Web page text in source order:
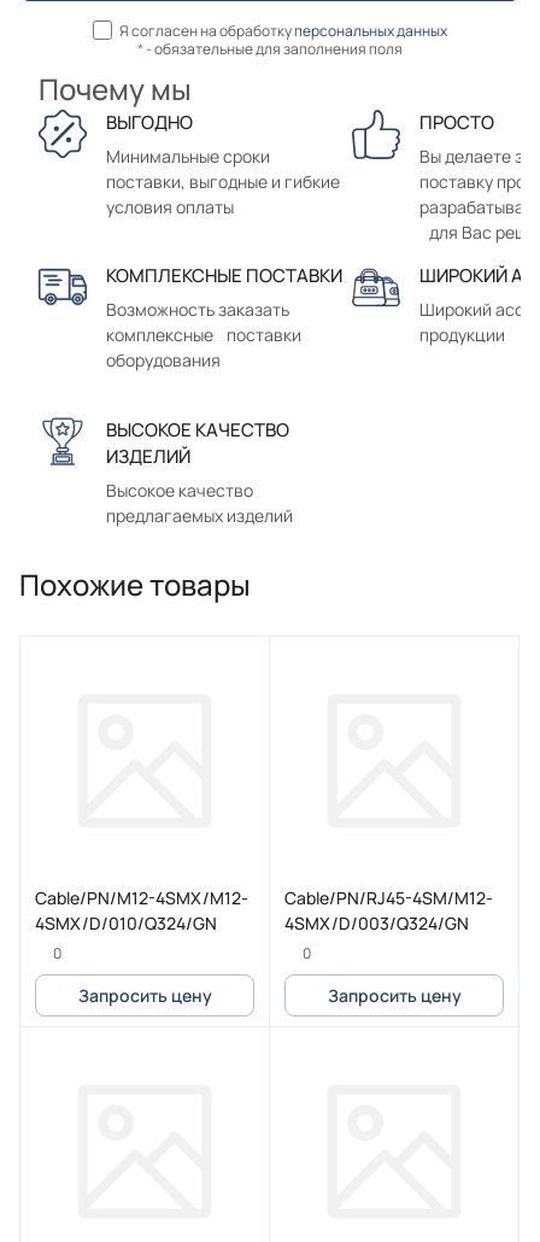
Я согласен на обработкуперсональных данных
*- обязательные для заполнения поля
Почему мы
ВЫГОДНО
Минимальные сроки
поставки, выгодные и гибкие
условия оплаты
ПРОСТО
Вы делаете
поставку
для Вас
КОМПЛЕКСНЫЕ ПОСТАВКИ
Возможность заказать
комплексные поставки
оборудования
ШИРОКИЙ
Широкий
продукции
ВЫСОКОЕ КАЧЕСТВО
ИЗДЕЛИЙ
Высокое качество
предлагаемых изделий
Похожие товары
Cable/PN/M12-4SMX/M12-
4SMX/D/010/Q324/GN
0
Запросить цену
Cable/PN/RJ45-4SM/M12-
4SMX/D/003/Q324/GN
0
Запросить цену